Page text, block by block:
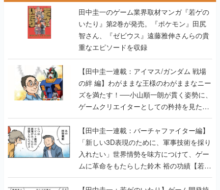
田中圭一のゲーム業界取材マンガ『若ゲの
いたり』第2巻が発売。『ポケモン』田尻
智さん、『ゼビウス』遠藤雅伸さんらの貴
重なエピソードを収録
【田中圭一連載：アイマス/ガンダム 戦場
の絆 編】わがままな王様のわがままなニー
ズを満たす！──小山順一朗が貫く姿勢に、
ゲームクリエイターとしての矜持を見た
【若ゲのいたり最終回】
【田中圭一連載：バーチャファイター編】
「新しい3D表現のために、軍事技術を採り
入れたい」世界情勢を味方につけて、ゲー
ムに革命をもたらした鈴木 裕の功績【若ゲ
のいたり】